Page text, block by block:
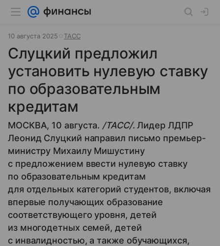
10 августа 2025 ТАСС
Слуцкий предложил
установить нулевую ставку
по образовательным
кредитам
МОСКВА, 10 августа. /ТАСС/. Лидер ЛДПР
Леонид Слуцкий направил письмо премьер-
министру Михаилу Мишустину
с предложением ввести нулевую ставку
по образовательным кредитам
для отдельных категорий студентов, включая
впервые получающих образование
соответствующего уровня, детей
из многодетных семей, детей
с инвалидностью, а также обучающихся,